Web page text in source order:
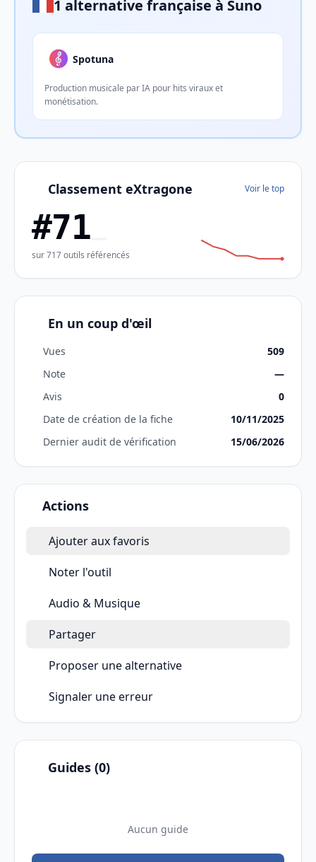
1 alternative française à Suno
Spotuna
Production musicale par IA pour hits viraux et
monétisation.
Classement eXtragone Voir le top
#71
sur 717 outils référencés
En un coup d'œil
Vues
509
Note
—
Avis
0
Date de création de la fiche
10/11/2025
Dernier audit de vérification
15/06/2026
Actions
Ajouter aux favoris
Noter l'outil
Audio & Musique
Partager
Proposer une alternative
Signaler une erreur
Guides (0)
Aucun guide